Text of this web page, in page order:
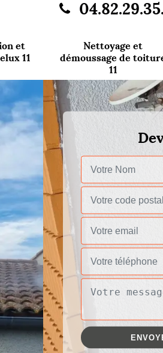
et
11
Nettoyage et
démoussage de
11